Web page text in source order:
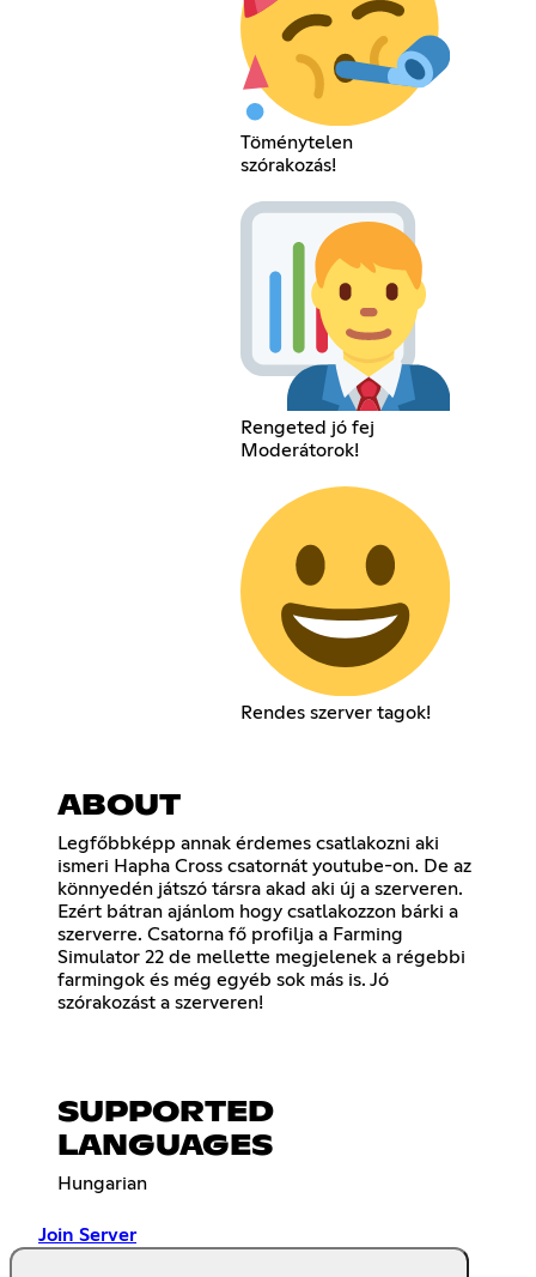
Töménytelen
szórakozás!
Rengeted jó fej
Moderátorok!
Rendes szerver tagok!
ABOUT
Legfőbbképp annak érdemes csatlakozni aki
ismeri Hapha Cross csatornát youtube-on. De az
könnyedén játszó társra akad aki új a szerveren.
Ezért bátran ajánlom hogy csatlakozzon bárki a
szerverre. Csatorna fő profilja a Farming
Simulator 22 de mellette megjelenek a régebbi
farmingok és még egyéb sok más is. Jó
szórakozást a szerveren!
SUPPORTED
LANGUAGES
Hungarian
Join Server